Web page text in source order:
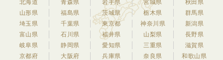
北海道 青森県 岩手県 宮城県
秋田県
山形県
福島県 茨城県 栃木県
群馬県
埼玉県
千葉県 東京都 神奈川県
新潟県
富山県
石川県 福井県 山梨県
長野県
岐阜県
静岡県 愛知県 三重県
滋賀県
京都府
大阪府 兵庫県 奈良県
和歌山県